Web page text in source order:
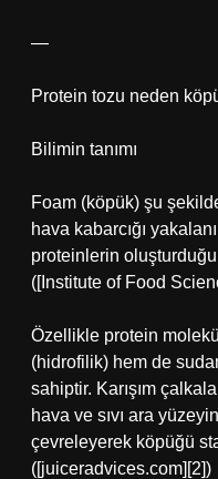
—
Protein tozu neden
Bilimin tanımı
Foam (köpük) şu
hava kabarcığı
proteinlerin
([Institute of Food
Özellikle protein
(hidrofilik) hem de
sahiptir. Karışım
hava ve sıvı ara
çevreleyerek köpüğü
([juiceradvices.com][2])